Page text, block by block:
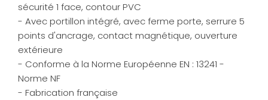
sécurité 1 face, contour PVC
- Avec portillon intégré, avec ferme porte, serrure 5
points d'ancrage, contact magnétique, ouverture
extérieure
- Conforme à la Norme Européenne EN : 13241 -
Norme NF
- Fabrication française